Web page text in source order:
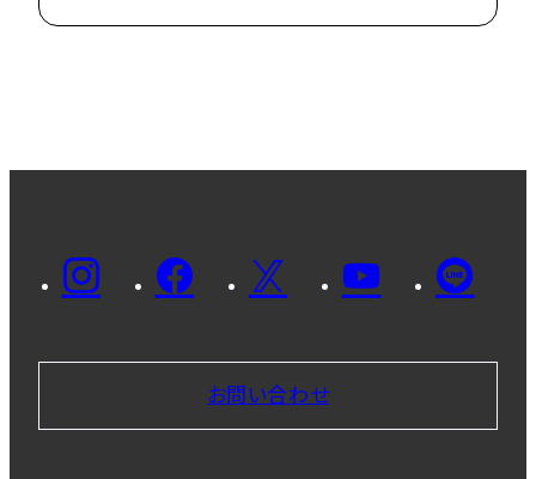
お問い合わせ